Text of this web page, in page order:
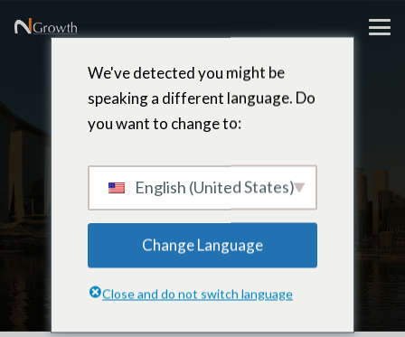
Ásia
We've detected you might be
speaking a different language. Do
you want to change to:
English (United States)
Change Language
Close and do not switch language